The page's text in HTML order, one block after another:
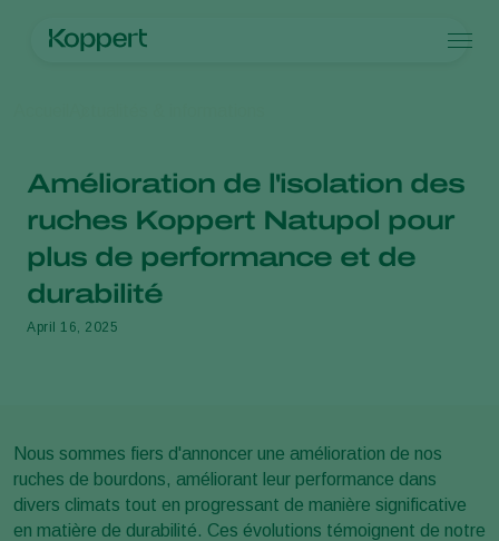
Lutte contre les maladies
Pollinisation
Santé des plantes
Application
Piégeage de détection
Légumes sous abris
Plantes ornementales et Espaces verts
Fruits
Légumes de plein champ
Cultures arables
Ravageurs et maladies
Ravageurs des plantes
Maladies des plantes
Qui sommes nous ?
Qui sommes nous ?
Qui sommes nous ?
Actualités & informations
Travailler chez Koppert
Contact
Recherche
Amélioration de l'isolation des
ruches Koppert Natupol pour
plus de performance et de
durabilité
April 16, 2025
Nous sommes fiers d'annoncer une amélioration de nos
ruches de bourdons, améliorant leur performance dans
divers climats tout en progressant de manière significative
en matière de durabilité. Ces évolutions témoignent de notre